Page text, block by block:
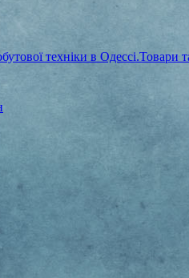
техніки в Одессі.Товари